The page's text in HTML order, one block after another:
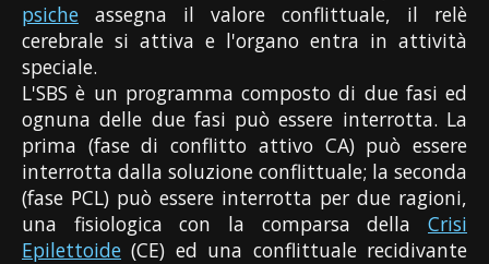
psiche assegna il valore conflittuale, il relè
cerebrale si attiva e l'organo entra in attività
speciale.
L'SBS è un programma composto di due fasi ed
ognuna delle due fasi può essere interrotta. La
prima (fase di conflitto attivo CA) può essere
interrotta dalla soluzione conflittuale; la seconda
(fase PCL) può essere interrotta per due ragioni,
una fisiologica con la comparsa della Crisi
Epilettoide (CE) ed una conflittuale recidivante